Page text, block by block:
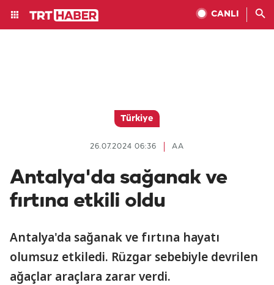
CANLI
Türkiye
AA
26.07.2024 06:36
Antalya'da sağanak ve
fırtına etkili oldu
Antalya'da sağanak ve fırtına hayatı
olumsuz etkiledi. Rüzgar sebebiyle devrilen
ağaçlar araçlara zarar verdi.